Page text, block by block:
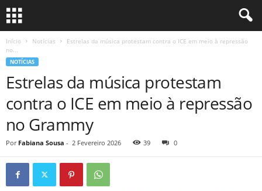
Início Notícias
Estrelas da música protestam contra o ICE em meio à repressão
no...
NOTÍCIAS
Estrelas da música protestam
contra o ICE em meio à repressão
no Grammy
Por Fabiana Sousa - 2 Fevereiro 2026 39 0